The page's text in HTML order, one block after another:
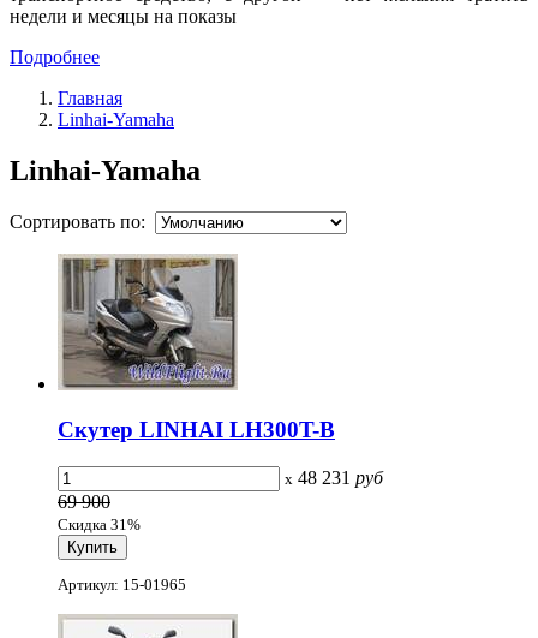
недели и месяцы на показы
Подробнее
Главная
Linhai-Yamaha
Linhai-Yamaha
Сортировать по:
Скутер LINHAI LH300T-B
x 48 231 руб
69 900
Скидка 31%
Артикул: 15-01965